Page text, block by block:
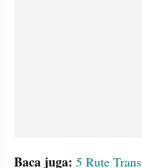
Baca juga: 5 Rute